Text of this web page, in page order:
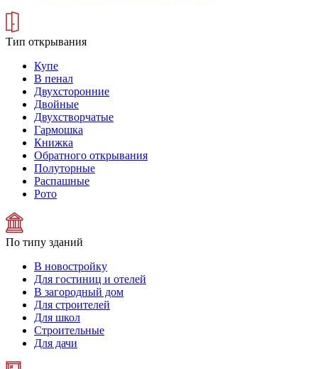
Тип открывания
Купе
В пенал
Двухсторонние
Двойные
Двухстворчатые
Гармошка
Книжка
Обратного открывания
Полуторные
Распашные
Рото
По типу зданий
В новостройку
Для гостиниц и отелей
В загородный дом
Для строителей
Для школ
Строительные
Для дачи